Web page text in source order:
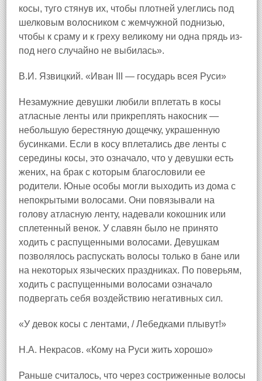
косы, туго стянув их, чтобы плотней улеглись под
шелковым волосником с жемчужной поднизью,
чтобы к сраму и к греху великому ни одна прядь из-
под него случайно не выбилась».
В.И. Язвицкий. «Иван III — государь всея Руси»
Незамужние девушки любили вплетать в косы
атласные ленты или прикреплять накосник —
небольшую берестяную дощечку, украшенную
бусинками. Если в косу вплетались две ленты с
середины косы, это означало, что у девушки есть
жених, на брак с которым благословили ее
родители. Юные особы могли выходить из дома с
непокрытыми волосами. Они повязывали на
голову атласную ленту, надевали кокошник или
сплетенный венок. У славян было не принято
ходить с распущенными волосами. Девушкам
позволялось распускать волосы только в бане или
на некоторых языческих праздниках. По поверьям,
ходить с распущенными волосами означало
подвергать себя воздействию негативных сил.
«У девок косы с лентами, / Лебедками плывут!»
Н.А. Некрасов. «Кому на Руси жить хорошо»
Раньше считалось, что через состриженные волосы